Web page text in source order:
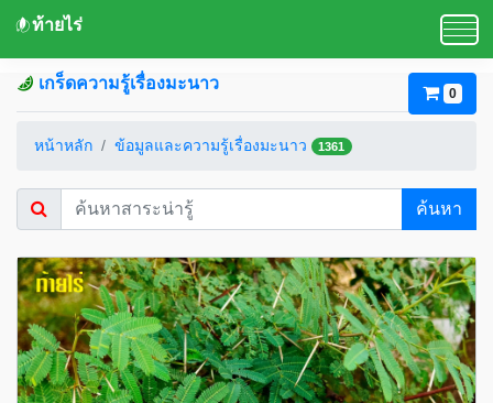
ท้ายไร่
เกร็ดความรู้เรื่องมะนาว
0
หน้าหลัก ข้อมูลและความรู้เรื่องมะนาว 1361
ค้นหา